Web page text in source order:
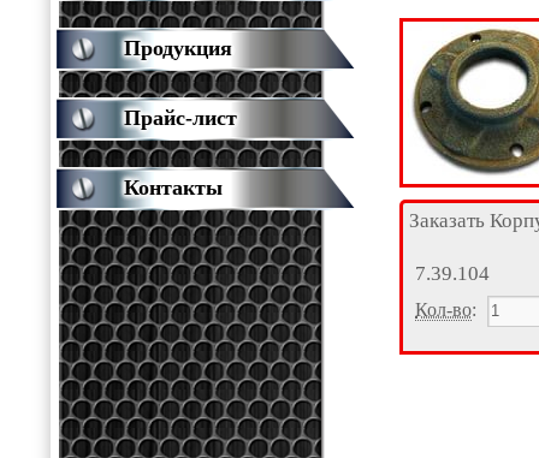
Заказать
7.39.104
Кол-во:
Продукция
Прайс-лист
Контакты